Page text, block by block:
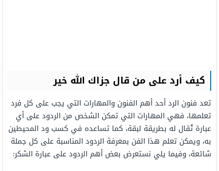
كيف أرد على من قال جزاك الله خير
تعد فنون الرد أحد أهم الفنون والمهارات التي يجب على كل فرد
تعلمها، فهي المهارات التي تمكن الشخص من الردود على أي
عبارة تُقال له بطريقة لبقة، كما تساعده في كسب ود المحيطين
به، ويمكن تعلم هذا الفن بمعرفة الردود المناسبة على كل جملة
شائعة، وفيما يلي نستعرض بعض أهم الردود على عبارة الشكر: